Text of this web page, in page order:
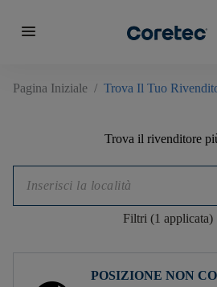
menu
Pagina Iniziale / Trova Il Tuo
Trova il rivenditore
Filtri (1 applicata)
POSIZIONE NON